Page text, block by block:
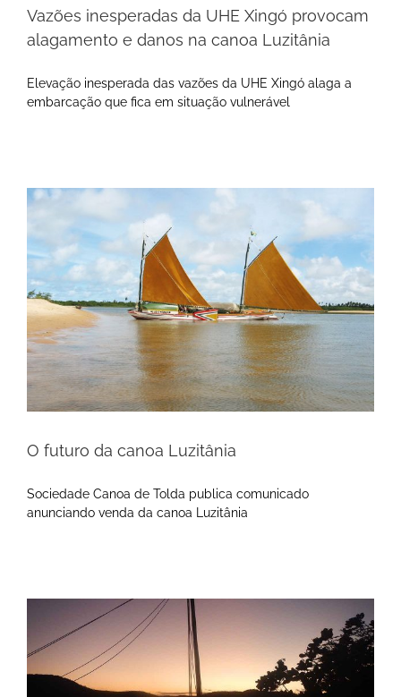
Vazões inesperadas da UHE Xingó provocam
alagamento e danos na canoa Luzitânia
Elevação inesperada das vazões da UHE Xingó alaga a
embarcação que fica em situação vulnerável
O futuro da canoa Luzitânia
Sociedade Canoa de Tolda publica comunicado
anunciando venda da canoa Luzitânia